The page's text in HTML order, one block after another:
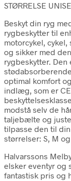
STØRRELSE
Beskyt din ryg
rygbeskytter til
motorcykel,
og sikker med
rygbeskytter. Den
optimal komfort
indlæg, som er
modstå selv de
taljebælte og
tilpasse den til
størrelser: S, M og
Halvarssons
elsker eventyr og
fantastisk pris og